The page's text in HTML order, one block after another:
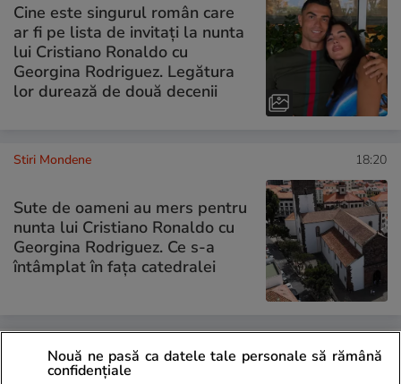
Cine este singurul român care
ar fi pe lista de invitați la nunta
lui Cristiano Ronaldo cu
Georgina Rodriguez. Legătura
lor durează de două decenii
Stiri Mondene 18:20
Sute de oameni au mers pentru
nunta lui Cristiano Ronaldo cu
Georgina Rodriguez. Ce s-a
întâmplat în fața catedralei
PARTENERI
Nouă ne pasă ca datele tale personale să rămână
confidențiale